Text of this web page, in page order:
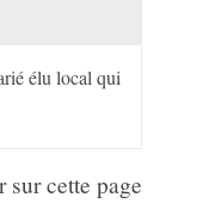
élu local qui
sur cette page